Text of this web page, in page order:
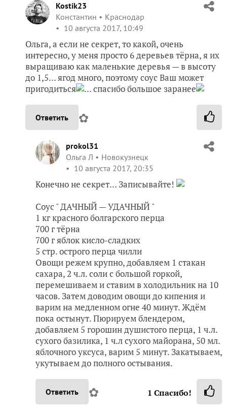
Kostik23
Константин
Краснодар
10 августа 2017, 10:49
Ольга, а если не секрет, то какой, очень
интересно, у меня просто 6 деревьев тёрна, я их
выращиваю как маленькие деревья — в высоту
до 1,5… ягод много, поэтому соус Ваш может
пригодиться
… спасибо большое заранее
Ответить ✿
prokol31
Ольга Л
Новокузнецк
10 августа 2017, 20:35
Конечно не секрет… Записывайте!
Соус " ДАЧНЫЙ — УДАЧНЫЙ "
1 кг красного болгарского перца
700 г тёрна
700 г яблок кисло-сладких
5 стр. острого перца чилли
Овощи режем крупно, добавляем 1 стакан
сахара, 2 ч.л. соли с большой горкой,
перемешиваем и ставим в холодильник на 10
часов. Затем доводим овощи до кипения и
варим на медленном огне 40 минут. Ждём
пока остынут. Пюрируем блендером,
добавляем 5 горошин душистого перца, 1 ч.л.
сухого базилика, 1 ч.л сухого майорана, 50 мл.
яблочного уксуса, варим 5 минут. Закатываем,
укутываем до полного остывания.
Ответить ✿ 1 Спасибо!